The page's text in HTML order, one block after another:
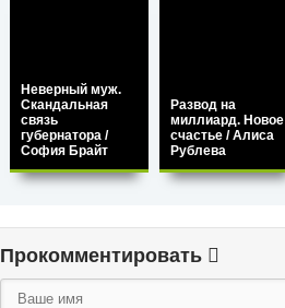
Неверный муж.
Скандальная
связь
губернатора /
София Брайт
Развод на
миллиард. Новое
счастье / Алиса
Рублева
Прокомментировать